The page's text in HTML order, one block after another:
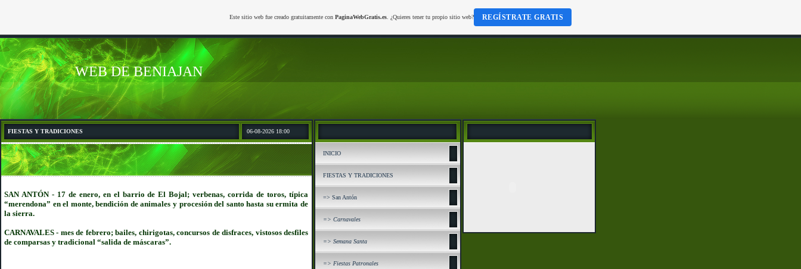
WEB DE BENIAJAN
FIESTAS Y TRADICIONES 06-08-2026 18:00
SAN ANTÓN - 17 de enero, en el barrio de El Bojal; verbenas, corrida de toros, típica
“merendona” en el monte, bendición de animales y procesión del santo hasta su ermita de
la sierra.
CARNAVALES - mes de febrero; bailes, chirigotas, concursos de disfraces, vistosos desfiles
de comparsas y tradicional “salida de máscaras”.
INICIO
FIESTAS Y TRADICIONES
=> San Antón
=> Carnavales
=> Semana Santa
=> Fiestas Patronales
Este sitio web fue creado gratuitamente con PaginaWebGratis.es. ¿Quieres tener tu propio sitio web? REGÍSTRATE GRATIS